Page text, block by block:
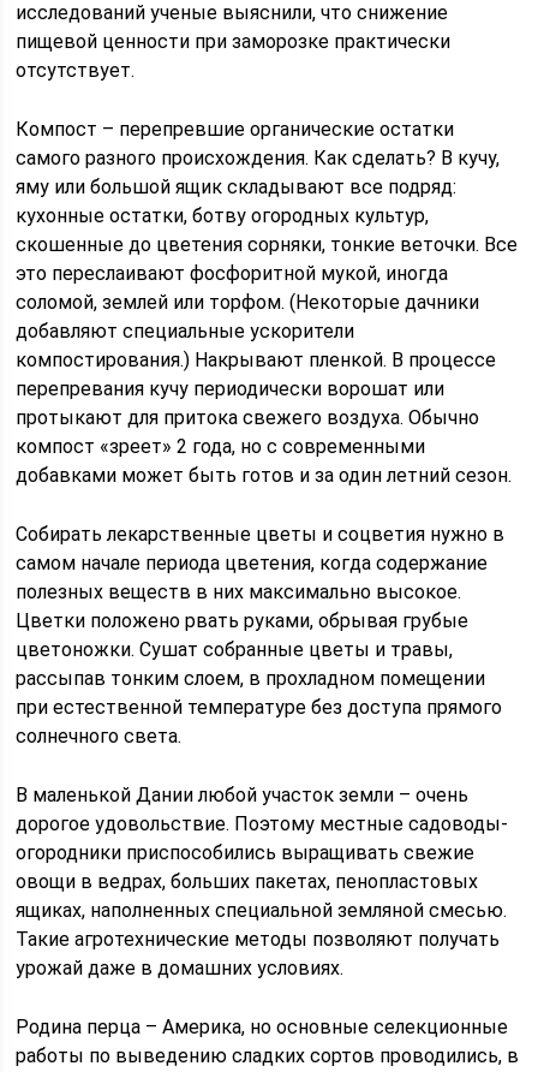
исследований ученые выяснили, что снижение
пищевой ценности при заморозке практически
отсутствует.
Компост – перепревшие органические остатки
самого разного происхождения. Как сделать? В кучу,
яму или большой ящик складывают все подряд:
кухонные остатки, ботву огородных культур,
скошенные до цветения сорняки, тонкие веточки. Все
это переслаивают фосфоритной мукой, иногда
соломой, землей или торфом. (Некоторые дачники
добавляют специальные ускорители
компостирования.) Накрывают пленкой. В процессе
перепревания кучу периодически ворошат или
протыкают для притока свежего воздуха. Обычно
компост «зреет» 2 года, но с современными
добавками может быть готов и за один летний сезон.
Собирать лекарственные цветы и соцветия нужно в
самом начале периода цветения, когда содержание
полезных веществ в них максимально высокое.
Цветки положено рвать руками, обрывая грубые
цветоножки. Сушат собранные цветы и травы,
рассыпав тонким слоем, в прохладном помещении
при естественной температуре без доступа прямого
солнечного света.
В маленькой Дании любой участок земли – очень
дорогое удовольствие. Поэтому местные садоводы-
огородники приспособились выращивать свежие
овощи в ведрах, больших пакетах, пенопластовых
ящиках, наполненных специальной земляной смесью.
Такие агротехнические методы позволяют получать
урожай даже в домашних условиях.
Родина перца – Америка, но основные селекционные
работы по выведению сладких сортов проводились, в